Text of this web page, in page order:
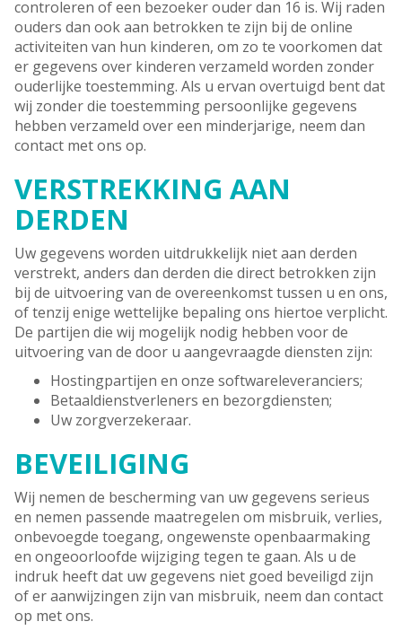
controleren of een bezoeker ouder dan 16 is. Wij raden
ouders dan ook aan betrokken te zijn bij de online
activiteiten van hun kinderen, om zo te voorkomen dat
er gegevens over kinderen verzameld worden zonder
ouderlijke toestemming. Als u ervan overtuigd bent dat
wij zonder die toestemming persoonlijke gegevens
hebben verzameld over een minderjarige, neem dan
contact met ons op.
VERSTREKKING AAN
DERDEN
Uw gegevens worden uitdrukkelijk niet aan derden
verstrekt, anders dan derden die direct betrokken zijn
bij de uitvoering van de overeenkomst tussen u en ons,
of tenzij enige wettelijke bepaling ons hiertoe verplicht.
De partijen die wij mogelijk nodig hebben voor de
uitvoering van de door u aangevraagde diensten zijn:
Hostingpartijen en onze softwareleveranciers;
Betaaldienstverleners en bezorgdiensten;
Uw zorgverzekeraar.
BEVEILIGING
Wij nemen de bescherming van uw gegevens serieus
en nemen passende maatregelen om misbruik, verlies,
onbevoegde toegang, ongewenste openbaarmaking
en ongeoorloofde wijziging tegen te gaan. Als u de
indruk heeft dat uw gegevens niet goed beveiligd zijn
of er aanwijzingen zijn van misbruik, neem dan contact
op met ons.